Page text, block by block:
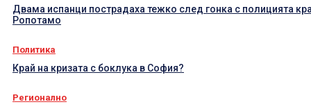
Двама испанци пострадаха тежко след гонка с полицията
Ропотамо
Политика
Край на кризата с боклука в София?
Регионално